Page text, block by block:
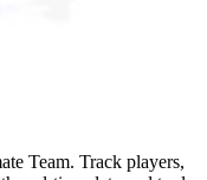
Team. Track players,